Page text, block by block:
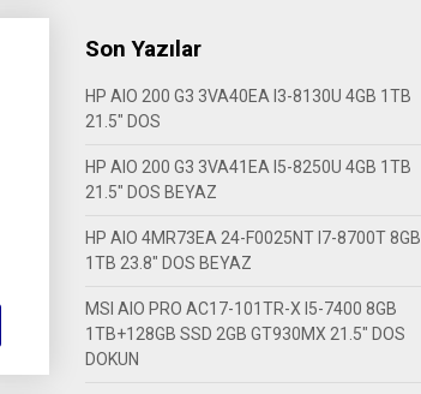
Son Yazılar
HP AIO 200 G3 3VA40EA I3-8130U 4GB 1TB
21.5″ DOS
HP AIO 200 G3 3VA41EA I5-8250U 4GB 1TB
21.5″ DOS BEYAZ
HP AIO 4MR73EA 24-F0025NT I7-8700T 8GB
1TB 23.8″ DOS BEYAZ
MSI AIO PRO AC17-101TR-X I5-7400 8GB
1TB+128GB SSD 2GB GT930MX 21.5″ DOS
DOKUN